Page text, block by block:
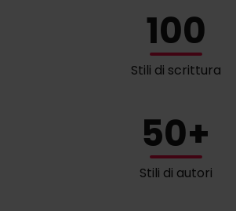
100
Stili di scrittura
50+
Stili di autori